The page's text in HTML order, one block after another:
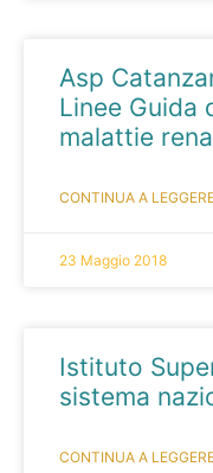
Asp
Linee Guida
malattie
CONTINUA A
23 Maggio 2018
Istituto
sistema
CONTINUA A